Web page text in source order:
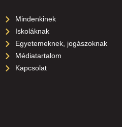
Mindenkinek
Iskoláknak
Egyetemeknek, jogászoknak
Médiatartalom
Kapcsolat